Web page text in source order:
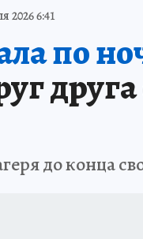
ПРОИСШЕСТВИЯ
2026 6:41
по
до конца